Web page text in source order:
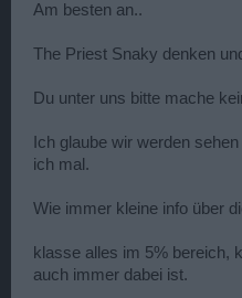
Am besten an..
The Priest Snaky denken
Du unter uns bitte mache
Ich glaube wir werden
ich mal.
Wie immer kleine info über
klasse alles im 5% bereich,
auch immer dabei ist.